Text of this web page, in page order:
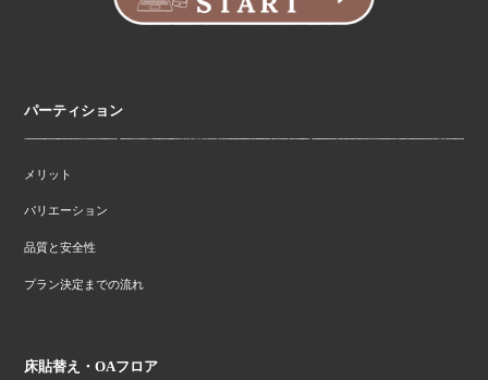
パーティション
メリット
バリエーション
品質と安全性
プラン決定までの流れ
床貼替え・OAフロア